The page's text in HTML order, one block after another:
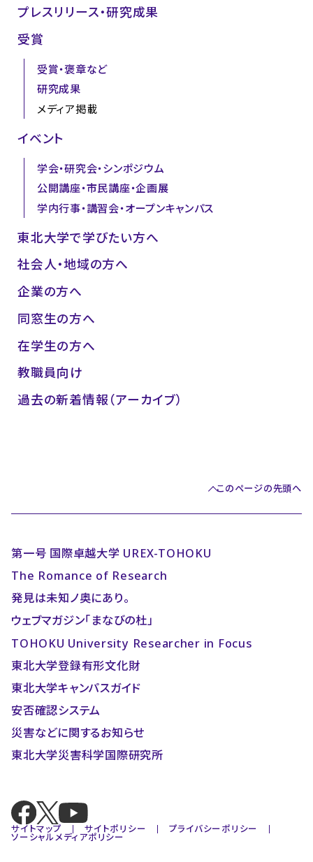
プレスリリース・研究成果
受賞
受賞・褒章など
研究成果
メディア掲載
イベント
学会・研究会・シンポジウム
公開講座・市民講座・企画展
学内行事・講習会・オープンキャンパス
東北大学で学びたい方へ
社会人・地域の方へ
企業の方へ
同窓生の方へ
在学生の方へ
教職員向け
過去の新着情報（アーカイブ）
このページの先頭へ
第一号 国際卓越大学 UREX-TOHOKU
The Romance of Research
発見は未知ノ奥にあり。
ウェブマガジン「まなびの杜」
TOHOKU University Researcher in Focus
東北大学登録有形文化財
東北大学キャンパスガイド
安否確認システム
災害などに関するお知らせ
東北大学災害科学国際研究所
サイトマップ サイトポリシー プライバシーポリシー
ソーシャルメディアポリシー